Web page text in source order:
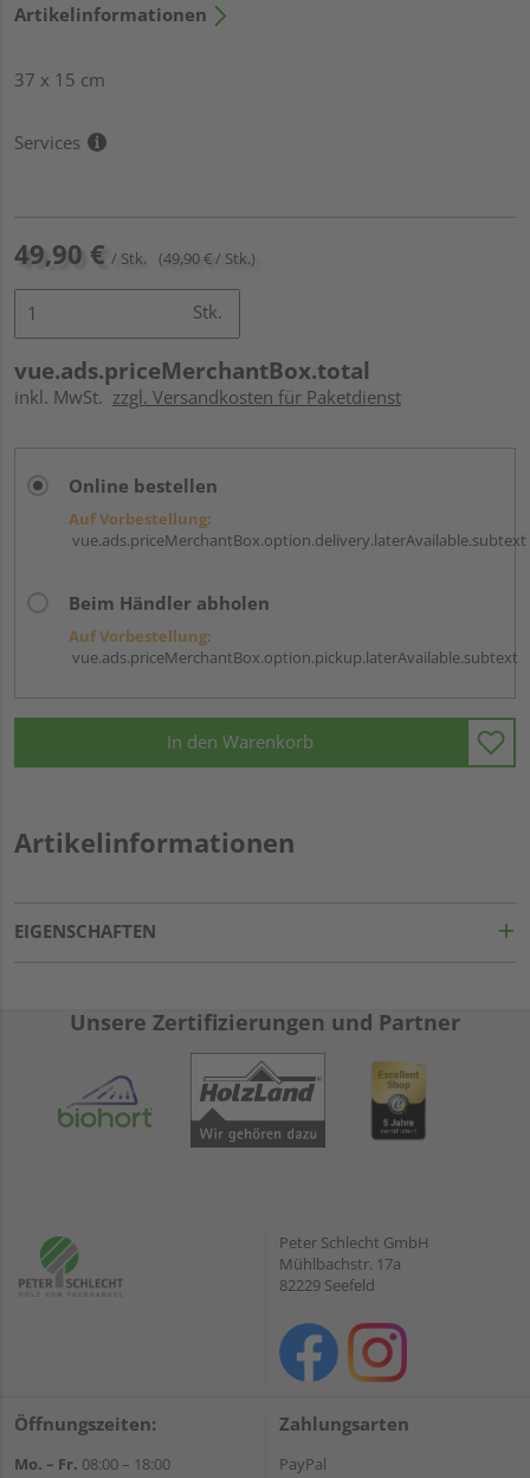
Artikelinformationen
37 x 15 cm
Services
49,90 € / Stk. (49,90 € / Stk.)
Stk.
vue.ads.priceMerchantBox.total
inkl. MwSt. zzgl. Versandkosten für Paketdienst
Online bestellen
Auf Vorbestellung:
vue.ads.priceMerchantBox.option.delivery.laterAvailable.subtext
Beim Händler abholen
Auf Vorbestellung:
vue.ads.priceMerchantBox.option.pickup.laterAvailable.subtext
In den Warenkorb
Artikelinformationen
EIGENSCHAFTEN
Unsere Zertifizierungen und Partner
Peter Schlecht GmbH
Mühlbachstr. 17a
82229 Seefeld
Öffnungszeiten:
Mo. – Fr. 08:00 – 18:00
Zahlungsarten
PayPal